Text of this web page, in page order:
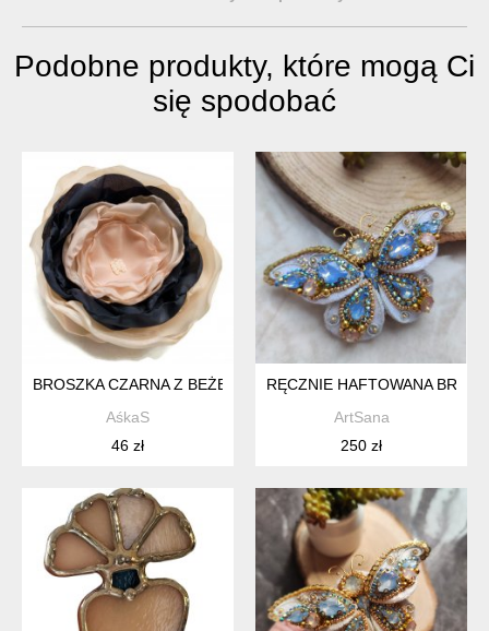
Podobne produkty, które mogą Ci
się spodobać
BROSZKA CZARNA Z BEŻEM KWIATEK KWIAT 10CM, DZIEŃ
AśkaS
46 zł
RĘCZNIE HAFTOWANA
ArtSana
250 zł